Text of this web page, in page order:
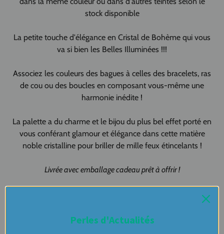
stock disponible
La petite touche d'élégance en Cristal de Bohème qui vous
va si bien les Belles Illuminées !!!
Associez les couleurs des bagues à celles des bracelets, ras
de cou ou des boucles en composant vous-même une
harmonie inédite !
La palette a du charme et le bijou du plus bel effet porté en
vous conférant glamour et élégance dans cette matière
noble cristalline pour briller de mille feux étincelants !
Livrée avec emballage cadeau prêt à offrir !
Perles d'Actualités